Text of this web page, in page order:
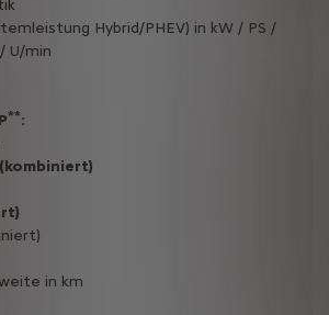
Hybrid/PHEV) in kW / PS /
U/min
**:
(kombiniert)
in km